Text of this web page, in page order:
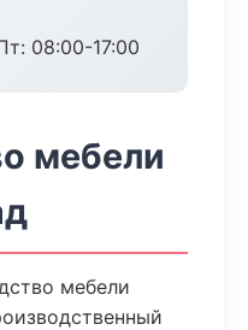
08:00-17:00
мебели
мебели